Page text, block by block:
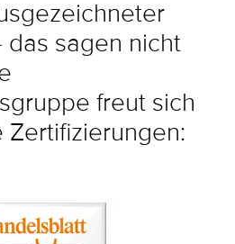
sagen nicht
freut sich
Zertifizierungen: